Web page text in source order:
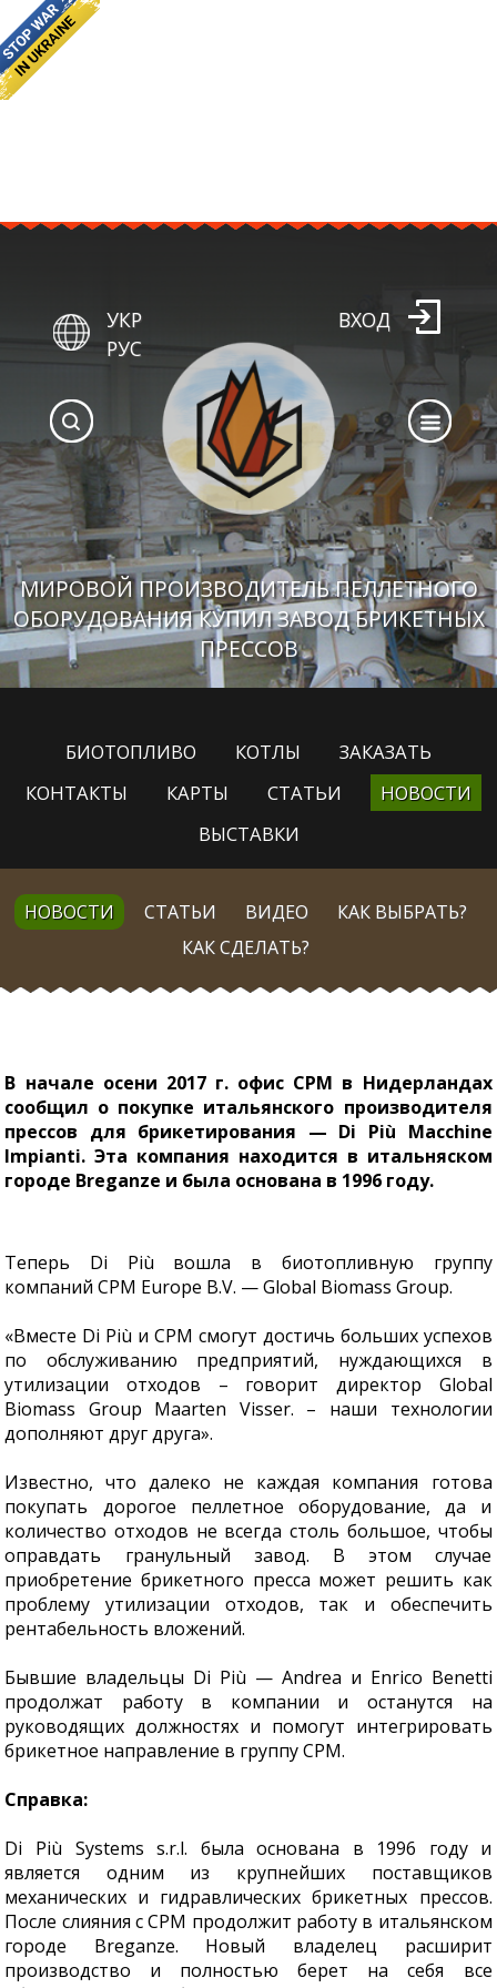
МИРОВОЙ ПРОИЗВОДИТЕЛЬ ПЕЛЛЕТНОГО
ОБОРУДОВАНИЯ КУПИЛ ЗАВОД БРИКЕТНЫХ
ПРЕССОВ
УКР
РУС
ВХОД
БИОТОПЛИВО КОТЛЫ
ЗАКАЗАТЬ
КОНТАКТЫ
КАРТЫ СТАТЬИ
НОВОСТИ
ВЫСТАВКИ
НОВОСТИ СТАТЬИ ВИДЕО
КАК ВЫБРАТЬ?
КАК СДЕЛАТЬ?
В начале осени 2017 г. офис CPM в Нидерландах
сообщил о покупке итальянского производителя
прессов для брикетирования — Di Più Macchine
Impianti. Эта компания находится в итальняском
городе Breganze и была основана в 1996 году.
Теперь Di Più вошла в биотопливную группу
компаний CPM Europe B.V. — Global Biomass Group.
«Вместе Di Più и CPM смогут достичь больших успехов
по обслуживанию предприятий, нуждающихся в
утилизации отходов – говорит директор Global
Biomass Group Maarten Visser. – наши технологии
дополняют друг друга».
Известно, что далеко не каждая компания готова
покупать дорогое пеллетное оборудование, да и
количество отходов не всегда столь большое, чтобы
оправдать гранульный завод. В этом случае
приобретение брикетного пресса может решить как
проблему утилизации отходов, так и обеспечить
рентабельность вложений.
Бывшие владельцы Di Più — Andrea и Enrico Benetti
продолжат работу в компании и останутся на
руководящих должностях и помогут интегрировать
брикетное направление в группу CPM.
Справка:
Di Più Systems s.r.l. была основана в 1996 году и
является одним из крупнейших поставщиков
механических и гидравлических брикетных прессов.
После слияния с CPM продолжит работу в итальянском
городе Breganze. Новый владелец расширит
производство и полностью берет на себя все